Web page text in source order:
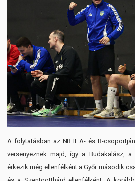
A folytatásban az NB II A- és B-
versenyeznek majd, így a Budakalász,
érkezik még ellenfélként a Győr második